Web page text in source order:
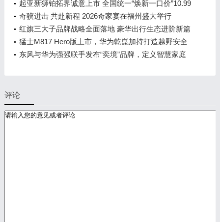
起亚新狮铂拓界诚意上市 全国统一“焕新一口价”10.99
万元起
奇骥进击 共赴新程 2026奇家宴在福州盛大举行
红旗三大子品牌战略全面落地 豪华出行生态进阶新篇
章
猛士M817 Hero版上市，华为乾崑加持打造越野安全
标杆！
东风与华为强强联手发布“奕境”品牌，定义智慧家庭
评论